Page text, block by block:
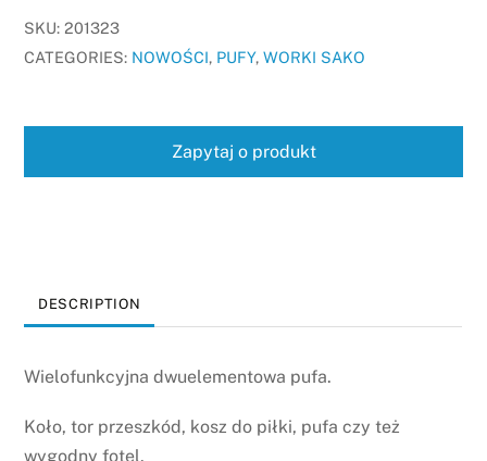
SKU:201323
CATEGORIES: NOWOŚCI, PUFY,WORKI SAKO
Zapytaj o produkt
DESCRIPTION
Wielofunkcyjna dwuelementowa pufa.
Koło, tor przeszkód, kosz do piłki, pufa czy też
wygodny fotel.